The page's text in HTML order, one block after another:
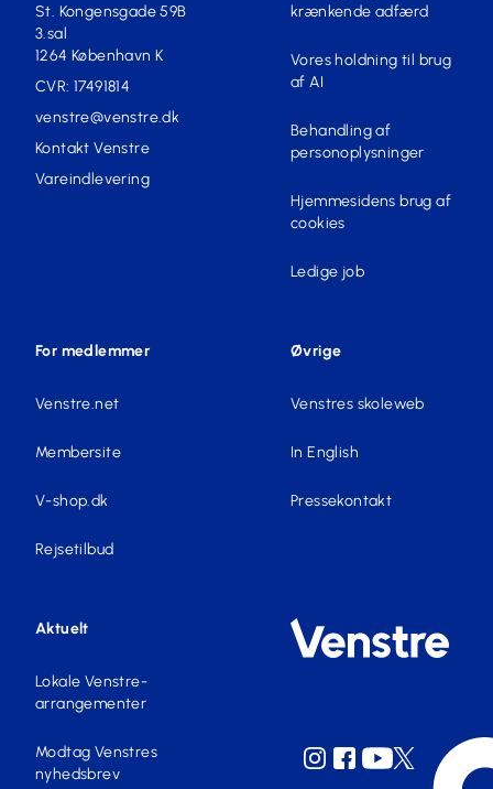
St. Kongensgade 59B
3.sal
1264 København K
CVR: 17491814
venstre@venstre.dk
Kontakt Venstre
Vareindlevering
krænkende adfærd
Vores holdning til brug
af AI
Behandling af
personoplysninger
Hjemmesidens brug af
cookies
Ledige job
For medlemmer
Venstre.net
Membersite
V-shop.dk
Rejsetilbud
Øvrige
Venstres skoleweb
In English
Pressekontakt
Aktuelt
Lokale Venstre-
arrangementer
Modtag Venstres
nyhedsbrev